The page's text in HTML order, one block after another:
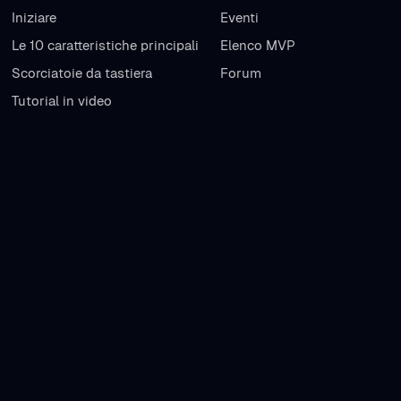
Iniziare
Le 10 caratteristiche principali
Scorciatoie da tastiera
Tutorial in video
Eventi
Elenco MVP
Forum